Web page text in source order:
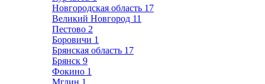
Новгородская область 17
Великий Новгород 11
Пестово 2
Боровичи 1
Брянская область 17
Брянск 9
Фокино 1
Мглин 1